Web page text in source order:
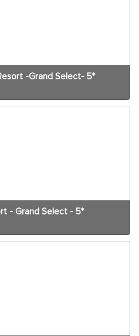
-Grand Select- 5*
- Grand Select - 5*